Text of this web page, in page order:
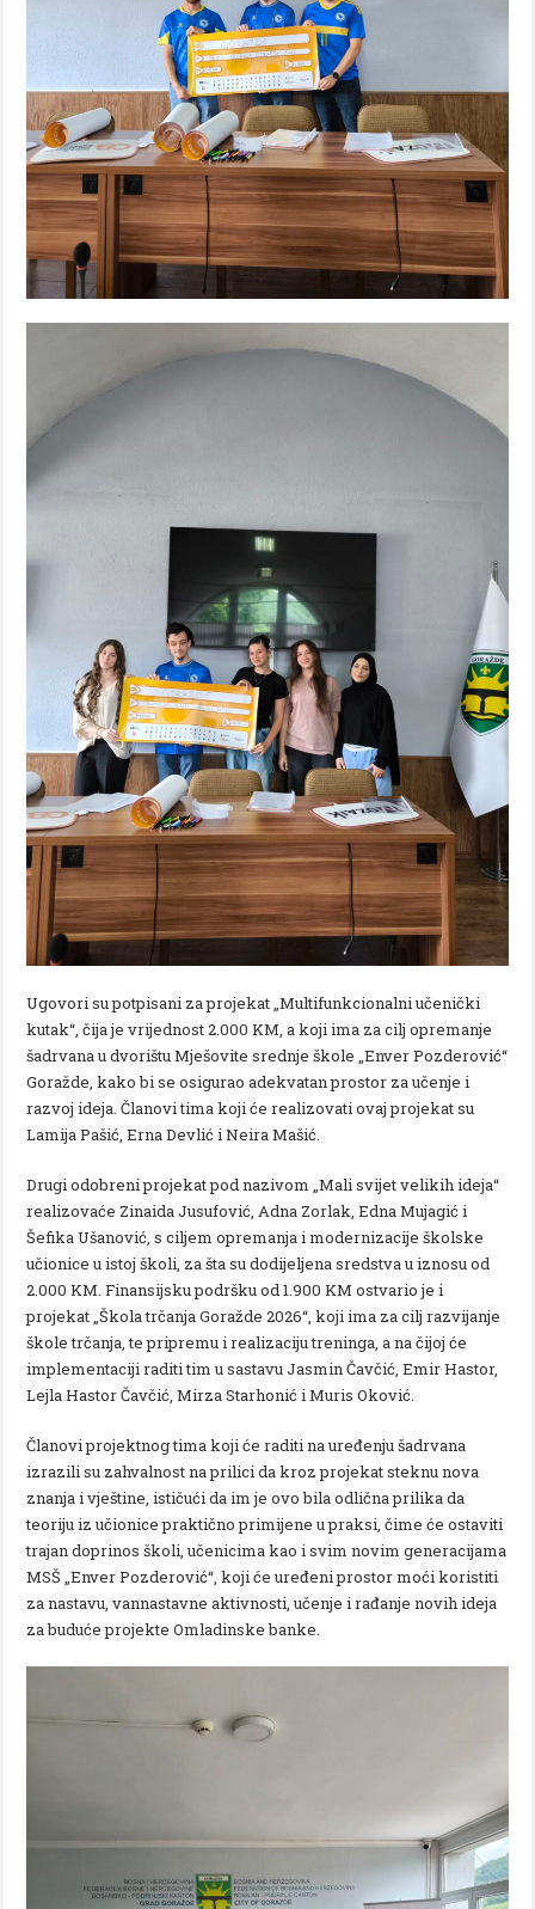
Ugovori su potpisani za projekat „Multifunkcionalni učenički
kutak“, čija je vrijednost 2.000 KM, a koji ima za cilj opremanje
šadrvana u dvorištu Mješovite srednje škole „Enver Pozderović“
Goražde, kako bi se osigurao adekvatan prostor za učenje i
razvoj ideja. Članovi tima koji će realizovati ovaj projekat su
Lamija Pašić, Erna Devlić i Neira Mašić.
Drugi odobreni projekat pod nazivom „Mali svijet velikih ideja“
realizovaće Zinaida Jusufović, Adna Zorlak, Edna Mujagić i
Šefika Ušanović, s ciljem opremanja i modernizacije školske
učionice u istoj školi, za šta su dodijeljena sredstva u iznosu od
2.000 KM. Finansijsku podršku od 1.900 KM ostvario je i
projekat „Škola trčanja Goražde 2026“, koji ima za cilj razvijanje
škole trčanja, te pripremu i realizaciju treninga, a na čijoj će
implementaciji raditi tim u sastavu Jasmin Čavčić, Emir Hastor,
Lejla Hastor Čavčić, Mirza Starhonić i Muris Oković.
Članovi projektnog tima koji će raditi na uređenju šadrvana
izrazili su zahvalnost na prilici da kroz projekat steknu nova
znanja i vještine, ističući da im je ovo bila odlična prilika da
teoriju iz učionice praktično primijene u praksi, čime će ostaviti
trajan doprinos školi, učenicima kao i svim novim generacijama
MSŠ „Enver Pozderović“, koji će uređeni prostor moći koristiti
za nastavu, vannastavne aktivnosti, učenje i rađanje novih ideja
za buduće projekte Omladinske banke.